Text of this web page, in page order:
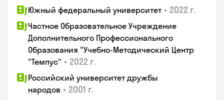
Южный федеральный университет • 2022 г.
Частное Образовательное Учреждение
Дополнительного Профессионального
Образования "Учебно-Методический Центр
"Темпус" • 2022 г.
Российский университет дружбы
народов • 2001 г.